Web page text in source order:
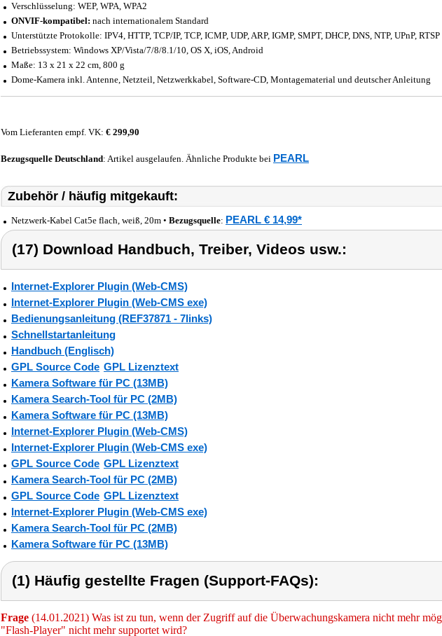
Verschlüsselung: WEP, WPA, WPA2
ONVIF-kompatibel: nach internationalem Standard
Unterstützte Protokolle: IPV4, HTTP, TCP/IP, TCP, ICMP, UDP, ARP, IGMP, SMPT, DHCP, DNS, NTP, UPnP, RTSP
Betriebssystem: Windows XP/Vista/7/8/8.1/10, OS X, iOS, Android
Maße: 13 x 21 x 22 cm, 800 g
Dome-Kamera inkl. Antenne, Netzteil, Netzwerkkabel, Software-CD, Montagematerial und deutscher Anleitung
Vom Lieferanten empf. VK: € 299,90
Bezugsquelle Deutschland: Artikel ausgelaufen. Ähnliche Produkte bei PEARL
Zubehör / häufig mitgekauft:
Netzwerk-Kabel Cat5e flach, weiß, 20m • Bezugsquelle: PEARL € 14,99*
(17) Download Handbuch, Treiber, Videos usw.:
Internet-Explorer Plugin (Web-CMS)
Internet-Explorer Plugin (Web-CMS exe)
Bedienungsanleitung (REF37871 - 7links)
Schnellstartanleitung
Handbuch (Englisch)
GPL Source Code GPL Lizenztext
Kamera Software für PC (13MB)
Kamera Search-Tool für PC (2MB)
Kamera Software für PC (13MB)
Internet-Explorer Plugin (Web-CMS)
Internet-Explorer Plugin (Web-CMS exe)
GPL Source Code GPL Lizenztext
Kamera Search-Tool für PC (2MB)
GPL Source Code GPL Lizenztext
Internet-Explorer Plugin (Web-CMS exe)
Kamera Search-Tool für PC (2MB)
Kamera Software für PC (13MB)
(1) Häufig gestellte Fragen (Support-FAQs):
Frage (14.01.2021) Was ist zu tun, wenn der Zugriff auf die Überwachungskamera nicht mehr
"Flash-Player" nicht mehr supportet wird?